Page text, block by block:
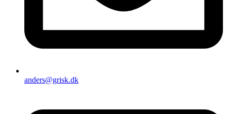
anders@grisk.dk